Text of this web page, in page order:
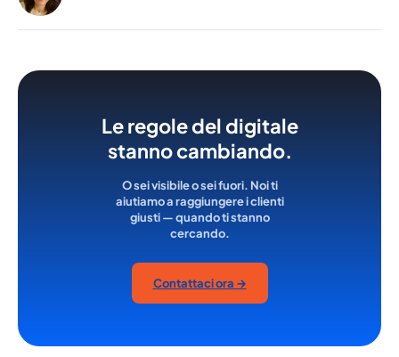
Le regole del digitale
stanno cambiando.
O sei visibile o sei fuori. Noi ti
aiutiamo a raggiungere i clienti
giusti — quando ti stanno
cercando.
Contattaci ora →